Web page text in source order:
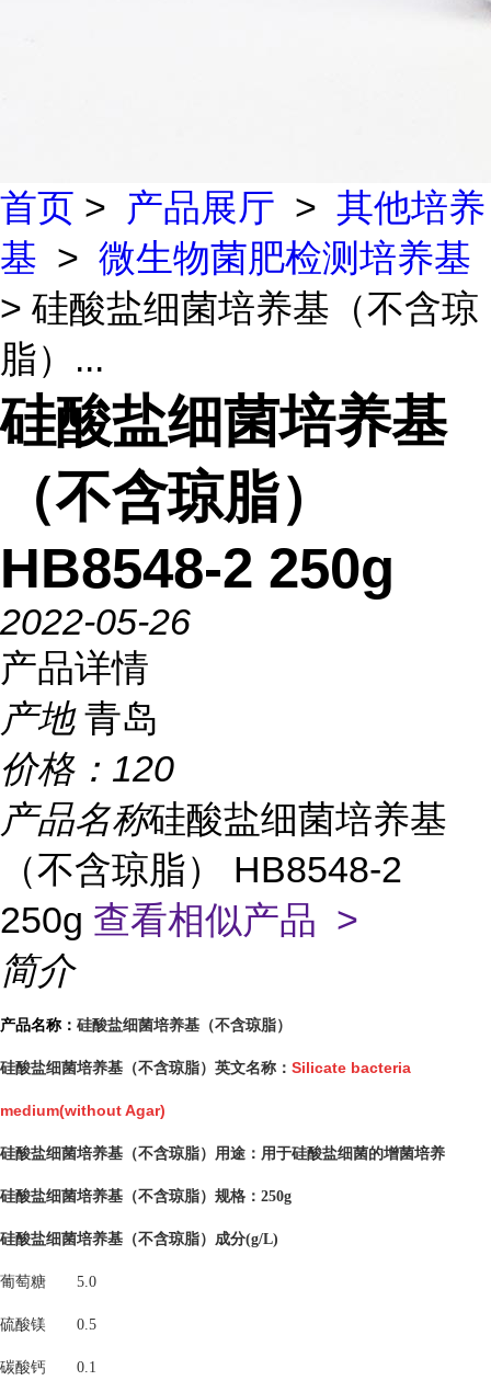
首页 > 产品展厅 > 其他培养
基 > 微生物菌肥检测培养基
> 硅酸盐细菌培养基（不含琼
脂）...
硅酸盐细菌培养基
（不含琼脂）
HB8548-2 250g
2022-05-26
产品详情
产地 青岛
价格： 120
产品名称硅酸盐细菌培养基
（不含琼脂） HB8548-2
250g 查看相似产品 >
简介
产品名称： 硅酸盐细菌培养基（不含琼脂）
硅酸盐细菌培养基（不含琼脂）英文名称： Silicate bacteria
medium(without Agar)
硅酸盐细菌培养基（不含琼脂）用途： 用于硅酸盐细菌的增菌培养
硅酸盐细菌培养基（不含琼脂） 规格：250g
硅酸盐细菌培养基（不含琼脂） 成分(g/L)
葡萄糖 5.0
硫酸镁 0.5
碳酸钙 0.1